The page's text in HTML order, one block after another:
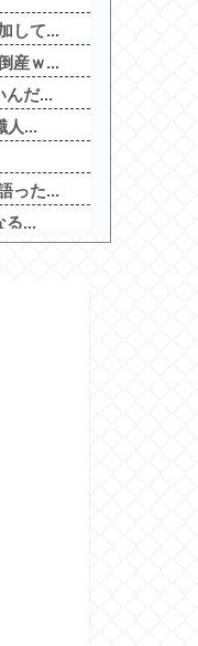
して...
産ｗ...
んだ...
人...
った...
る...